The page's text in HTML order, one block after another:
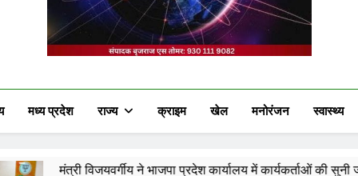
Yug Kranti |
मध्य प्रदेश राज्य क्राइम खेल मनोरंजन स्वास्थ्य
ने भाजपा प्रदेश कार्यालय में कार्यकर्ताओं की सुनी जनसमस्याएं